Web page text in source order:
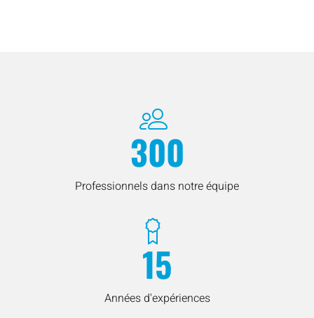
300
Professionnels dans notre équipe
15
Années d'expériences